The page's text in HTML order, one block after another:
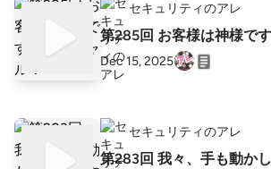
セキュリティのアレ
第285回 お客様は神様で
Dec 15, 2025
セキュリティのアレ
第283回 我々、手も動か